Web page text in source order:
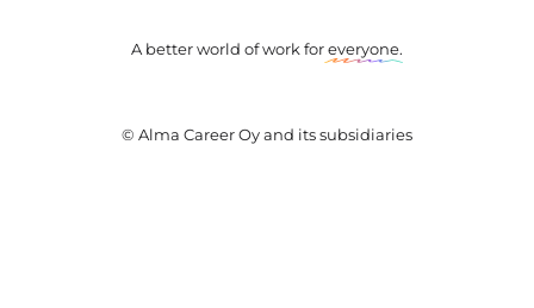
A better world of work foreveryone.
© Alma Career Oy and its subsidiaries